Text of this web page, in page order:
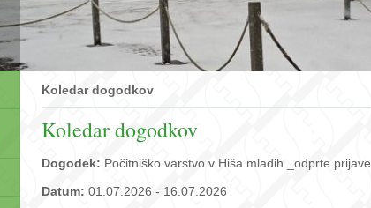
Koledar dogodkov
Koledar dogodkov
Dogodek: Počitniško varstvo v Hiša mladih _odprte prijave
Datum: 01.07.2026 - 16.07.2026